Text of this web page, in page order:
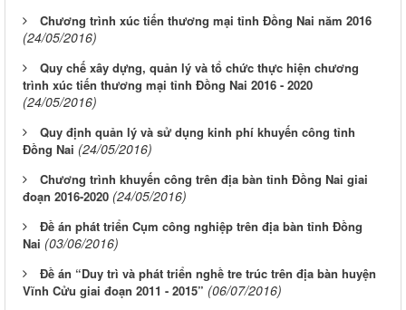
Chương trình xúc tiến thương mại tỉnh Đồng Nai năm 2016
(24/05/2016)
Quy chế xây dựng, quản lý và tổ chức thực hiện chương
trình xúc tiến thương mại tỉnh Đồng Nai 2016 - 2020
(24/05/2016)
Quy định quản lý và sử dụng kinh phí khuyến công tỉnh
Đồng Nai (24/05/2016)
Chương trình khuyến công trên địa bàn tỉnh Đồng Nai giai
đoạn 2016-2020 (24/05/2016)
Đề án phát triển Cụm công nghiệp trên địa bàn tỉnh Đồng
Nai (03/06/2016)
Đề án “Duy trì và phát triển nghề tre trúc trên địa bàn huyện
Vĩnh Cửu giai đoạn 2011 - 2015” (06/07/2016)